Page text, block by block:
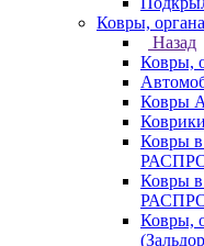
Ковры,
Назад
Ковры,
Ковры
Ковры
Ковры
Ковры,